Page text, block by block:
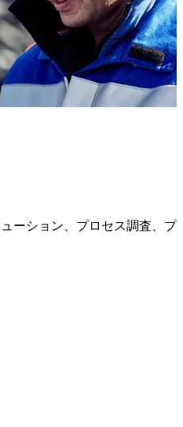
ーション、プロセス調査、